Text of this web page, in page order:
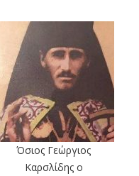
Όσιος Γεώργιος
Καρσλίδης ο